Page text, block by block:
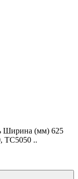
Ширина (мм) 625
TC5050 ..